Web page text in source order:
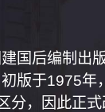
国后编制出
版于1975
分，因此正